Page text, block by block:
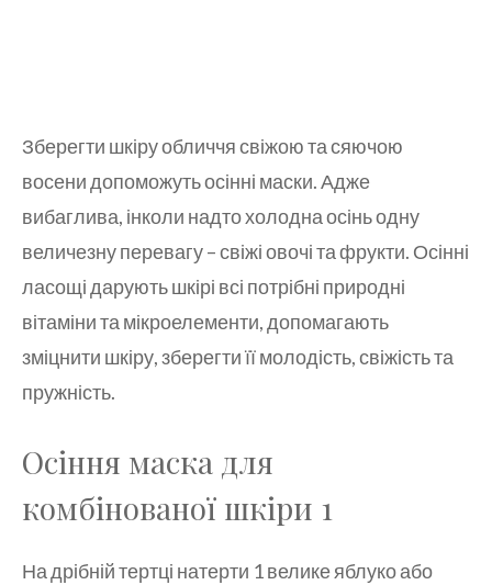
Зберегти шкіру обличчя свіжою та сяючою
восени допоможуть осінні маски. Адже
вибаглива, інколи надто холодна осінь одну
величезну перевагу – свіжі овочі та фрукти. Осінні
ласощі дарують шкірі всі потрібні природні
вітаміни та мікроелементи, допомагають
зміцнити шкіру, зберегти її молодість, свіжість та
пружність.
Осіння маска для
комбінованої шкіри 1
На дрібній тертці натерти 1 велике яблуко або